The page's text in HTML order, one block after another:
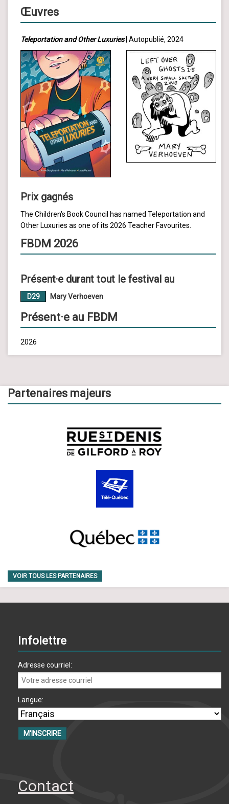
Œuvres
Teleportation and Other Luxuries| Autopublié, 2024
Prix gagnés
The Children's Book Council has named Teleportation and
Other Luxuries as one of its 2026 Teacher Favourites.
FBDM 2026
Présent·e durant tout le festival au
D29 Mary Verhoeven
Présent·e au FBDM
2026
Partenaires majeurs
VOIR TOUS LES PARTENAIRES
Infolettre
Adresse courriel:
Langue:
Contact